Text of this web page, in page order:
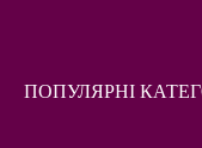
ПОПУЛЯРНІ